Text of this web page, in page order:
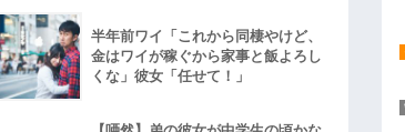
半年前ワイ「これから同棲やけど、
金はワイが稼ぐから家事と飯よろし
くな」彼女「任せて！」